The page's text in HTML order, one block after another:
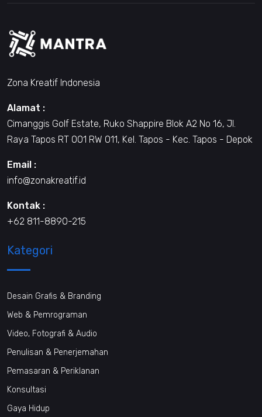
Zona Kreatif Indonesia
Alamat :
Cimanggis Golf Estate, Ruko Shappire Blok A2 No 16, Jl.
Raya Tapos RT 001 RW 011, Kel. Tapos - Kec. Tapos - Depok
Email :
info@zonakreatif.id
Kontak :
+62 811-8890-215
Kategori
Desain Grafis & Branding
Web & Pemrograman
Video, Fotografi & Audio
Penulisan & Penerjemahan
Pemasaran & Periklanan
Konsultasi
Gaya Hidup